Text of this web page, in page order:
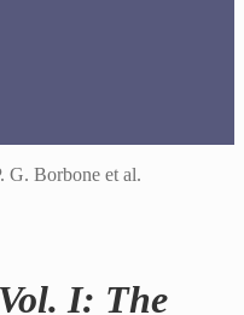
G. Borbone et al.
I: The